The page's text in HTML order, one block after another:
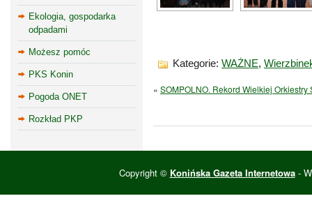
Ekologia, gospodarka
odpadami
Możesz pomóc
PKS Konin
Pogoda ONET
Rozkład PKP
Kategorie: WAŻNE,
« SOMPOLNO. Rekord Wielkiej Orkiestry
Copyright © Konińska Gazeta Internetowa-